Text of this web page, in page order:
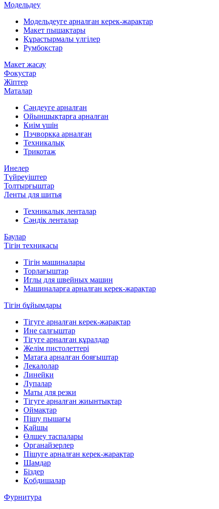
Модельдеу
Модельдеуге арналған керек-жарақтар
Макет пышақтары
Құрастырмалы үлгілер
Румбокстар
Макет жасау
Фокустар
Жіптер
Маталар
Сәндеуге арналған
Ойыншықтарға арналған
Киім үшін
Пэчворкқа арналған
Техникалық
Трикотаж
Инелер
Түйреуіштер
Толтырғыштар
Ленты для шитья
Техникалық ленталар
Сәндік ленталар
Баулар
Тігін техникасы
Тігін машиналары
Торлағыштар
Иглы для швейных машин
Машиналарға арналған керек-жарақтар
Тігін бұйымдары
Тігуге арналған керек-жарақтар
Ине салғыштар
Тігуге арналған құралдар
Желім пистолеттері
Матаға арналған бояғыштар
Лекалолар
Линейки
Лупалар
Маты для резки
Тігуге арналған жиынтықтар
Оймақтар
Пішу пышағы
Қайшы
Өлшеу таспалары
Органайзерлер
Пішуге арналған керек-жарақтар
Шамдар
Біздер
Қобдишалар
Фурнитура